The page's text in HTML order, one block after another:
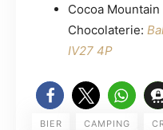
Cocoa Mountain
Chocolaterie:
IV27 4P
BIER CAMPING